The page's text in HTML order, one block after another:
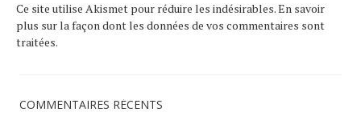
Ce site utilise Akismet pour réduire les indésirables.En savoir
plus sur la façon dont les données de vos commentaires sont
traitées.
COMMENTAIRES RÉCENTS